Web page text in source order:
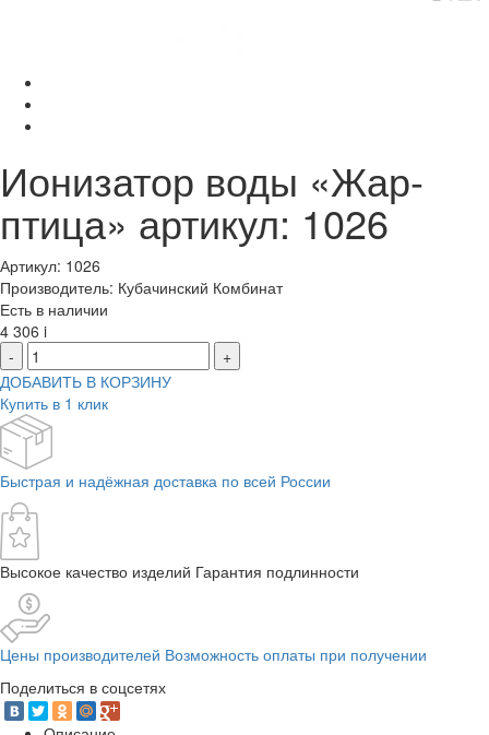
Ионизатор воды «Жар-
птица» артикул: 1026
Артикул: 1026
Производитель: Кубачинский Комбинат
Есть в наличии
4 306 i
-
+
ДОБАВИТЬ В КОРЗИНУ
Купить в 1 клик
Быстрая и надёжная доставка по всей России
Высокое качество изделий Гарантия подлинности
Цены производителей Возможность оплаты при получении
Поделиться в соцсетях